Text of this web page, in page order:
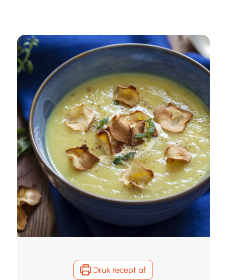
Druk recept af